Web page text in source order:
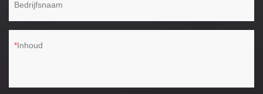
Bedrijfsnaam
Inhoud